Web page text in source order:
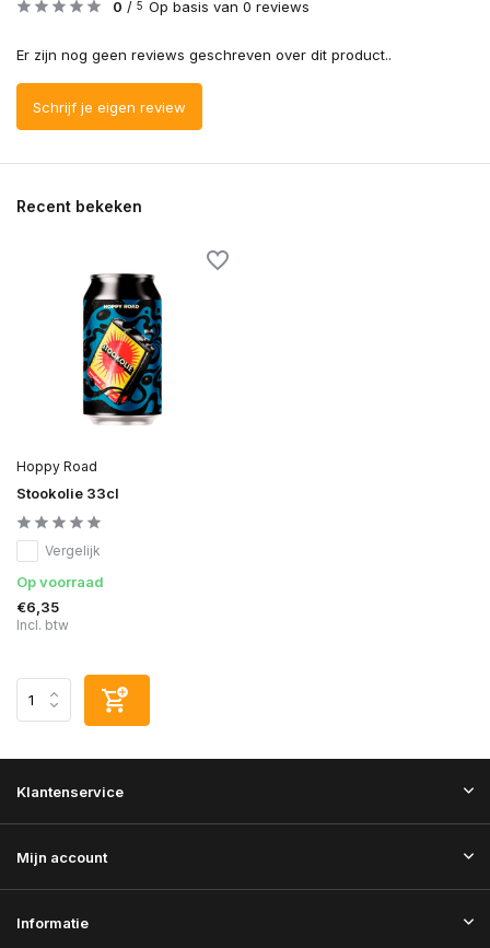
0 / 5 Op basis van 0 reviews
Er zijn nog geen reviews geschreven over dit product..
Schrijf je eigen review
Recent bekeken
Hoppy Road
Stookolie 33cl
Vergelijk
Op voorraad
€6,35
Incl. btw
Klantenservice
Mijn account
Informatie